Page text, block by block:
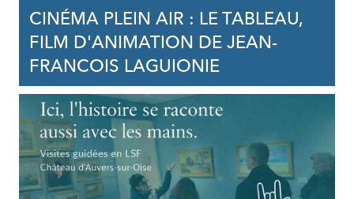
CINÉMA PLEIN AIR : LE TABLEAU,
FILM D'ANIMATION DE JEAN-
FRANCOIS LAGUIONIE